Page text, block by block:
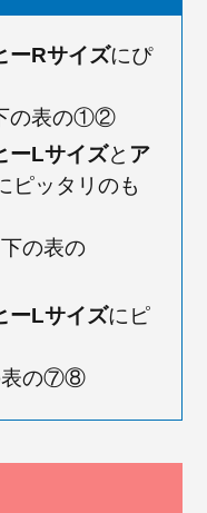
ーRサイズにぴ
の表の①②
ーLサイズと ア
ピッタリのも
の表の
ーLサイズにピ
表の⑦⑧